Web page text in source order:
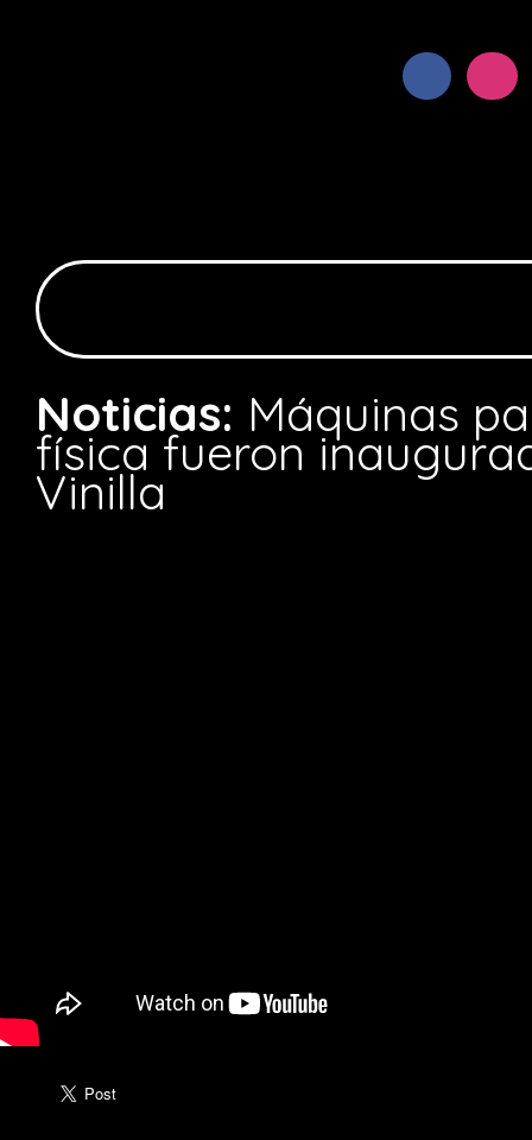
Noticias: Máquinas
física fueron
Vinilla